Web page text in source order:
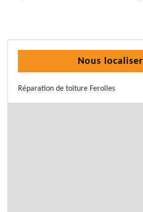
Nous localiser
Réparation de toiture Ferolles